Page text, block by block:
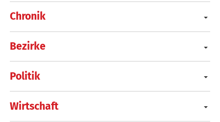
Chronik
Bezirke
Politik
Wirtschaft